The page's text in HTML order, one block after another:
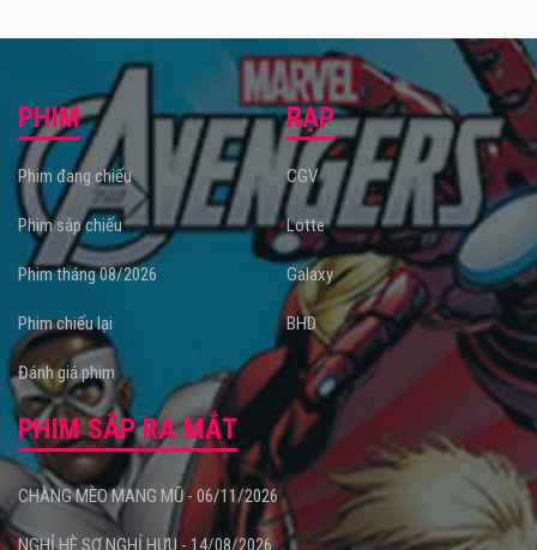
PHIM
Phim đang chiếu
Phim sắp chiếu
Phim tháng 08/2026
Phim chiếu lại
Đánh giá phim
RẠP
CGV
Lotte
Galaxy
BHD
PHIM SẮP RA MẮT
CHÀNG MÈO MANG MŨ - 06/11/2026
NGHỈ HÈ SỢ NGHỈ HƯU - 14/08/2026